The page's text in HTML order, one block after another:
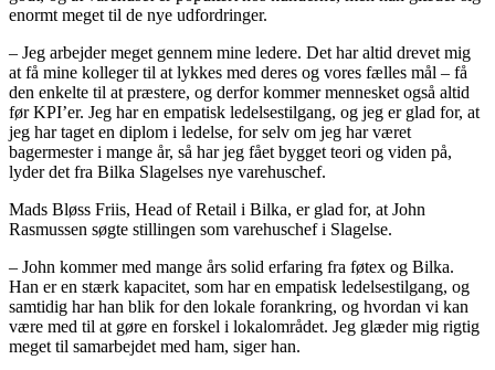
enormt meget til de nye udfordringer.
– Jeg arbejder meget gennem mine ledere. Det har altid drevet mig
at få mine kolleger til at lykkes med deres og vores fælles mål – få
den enkelte til at præstere, og derfor kommer mennesket også altid
før KPI’er. Jeg har en empatisk ledelsestilgang, og jeg er glad for, at
jeg har taget en diplom i ledelse, for selv om jeg har været
bagermester i mange år, så har jeg fået bygget teori og viden på,
lyder det fra Bilka Slagelses nye varehuschef.
Mads Bløss Friis, Head of Retail i Bilka, er glad for, at John
Rasmussen søgte stillingen som varehuschef i Slagelse.
– John kommer med mange års solid erfaring fra føtex og Bilka.
Han er en stærk kapacitet, som har en empatisk ledelsestilgang, og
samtidig har han blik for den lokale forankring, og hvordan vi kan
være med til at gøre en forskel i lokalområdet. Jeg glæder mig rigtig
meget til samarbejdet med ham, siger han.